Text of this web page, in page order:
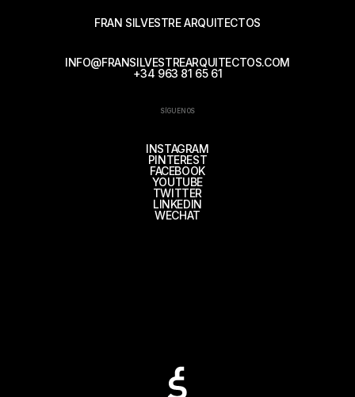
FRAN SILVESTRE ARQUITECTOS
INFO@FRANSILVESTREARQUITECTOS.COM
+34 963 81 65 61
SÍGUENOS
INSTAGRAM
PINTEREST
FACEBOOK
YOUTUBE
TWITTER
LINKEDIN
WECHAT